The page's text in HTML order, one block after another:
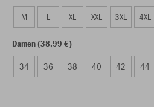
M L XL XXL 3XL 4XL
Damen (38,99 €)
34 36 38 40 42 44